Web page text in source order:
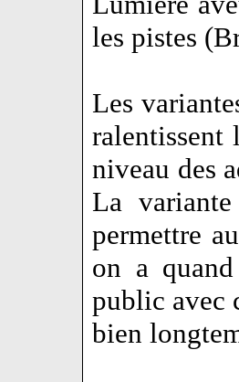
les pistes
Les
ralentissent
niveau des
La
permettre
on a
public avec
bien